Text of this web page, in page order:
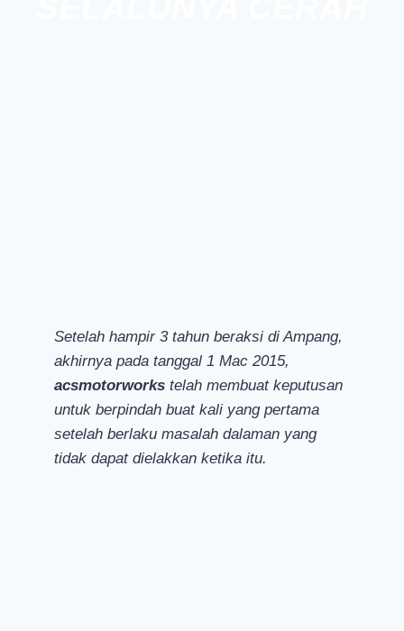
Setelah hampir 3 tahun beraksi di Ampang,
akhirnya pada tanggal 1 Mac 2015,
acsmotorworks telah membuat keputusan
untuk berpindah buat kali yang pertama
setelah berlaku masalah dalaman yang
tidak dapat dielakkan ketika itu.